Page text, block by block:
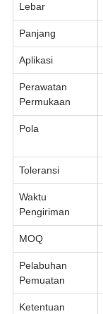
Lebar
Panjang
Aplikasi
Perawatan
Permukaan
Pola
Toleransi
Waktu
Pengiriman
MOQ
Pelabuhan
Pemuatan
Ketentuan